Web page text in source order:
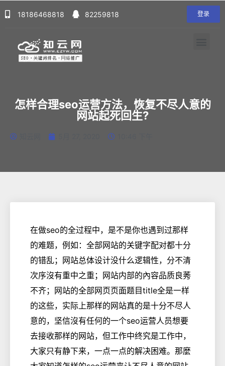
18186468818 82259818 登录
怎样合理seo运营方法，恢复不尽人意的
网站起死回生?
在做seo的全过程中，是不是你也遇到过那样
的难题，例如：全部网站的关键字配对都十分
的错乱；网站总体设计没什么逻辑性，分不清
次序沒有重中之重；网站内部的內容品质良莠
不齐；网站的全部网页页面题目title全是一样
的这些，实际上那样的网站真的是十分不尽人
意的，坚信沒有任何的一个seo运营人员想要
去接收那样的网站，但工作中终究是工作中，
大家只有静下来，一点一点的解决困难。那麼